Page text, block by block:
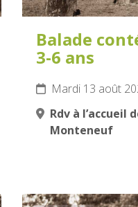
Balade
3-6 ans
Mardi 13 août
Rdv à l’accueil
Monteneuf